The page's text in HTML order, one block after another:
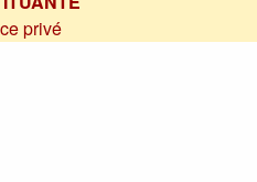
privé